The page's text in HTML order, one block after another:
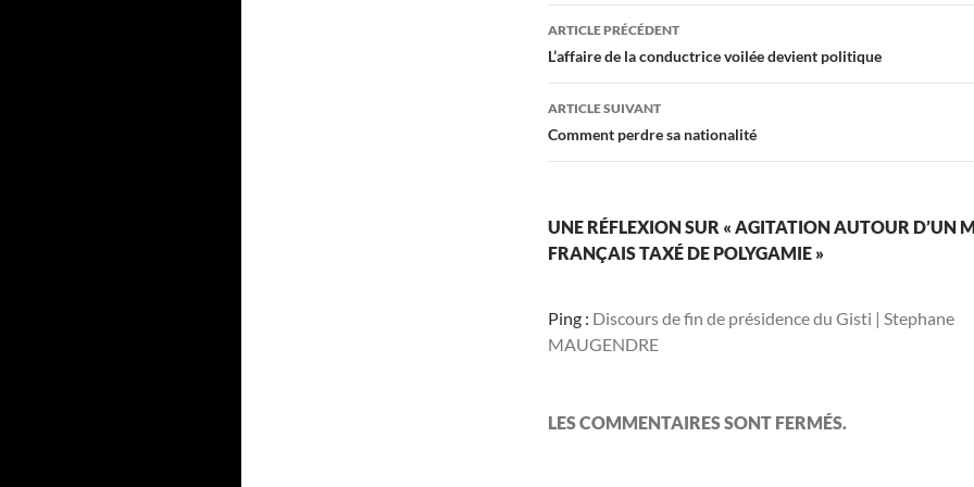
Navigation
des
articles
ARTICLE PRÉCÉDENT
L’affaire de la conductrice voilée devient politique
ARTICLE SUIVANT
Comment perdre sa nationalité
UNE RÉFLEXION SUR « AGITATION AUTOUR D’UN
FRANÇAIS TAXÉ DE POLYGAMIE »
Ping : Discours de fin de présidence du Gisti | Stephane
MAUGENDRE
LES COMMENTAIRES SONT FERMÉS.